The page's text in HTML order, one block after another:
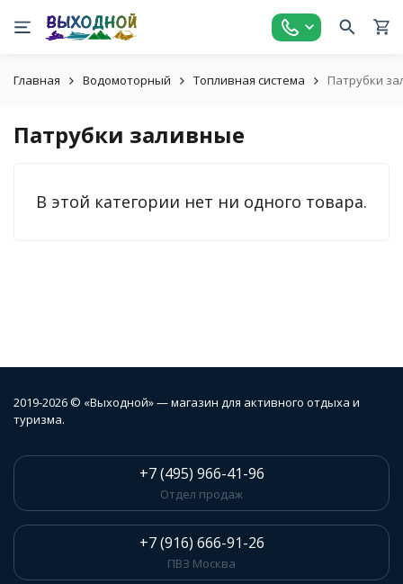
Главная Водомоторный Топливная система Патрубки
Патрубки заливные
В этой категории нет ни одного товара.
2019-2026 © «Выходной» — магазин для активного отдыха и
туризма.
+7 (495) 966-41-96
Отдел продаж
+7 (916) 666-91-26
ПВЗ Москва